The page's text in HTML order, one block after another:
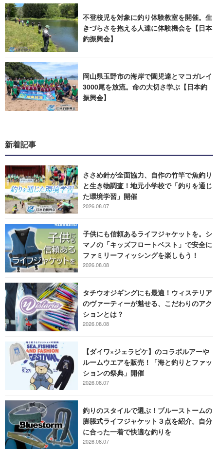
不登校児を対象に釣り体験教室を開催。生
きづらさを抱える人達に体験機会を【日本
釣振興会】
岡山県玉野市の海岸で園児達とマコガレイ
3000尾を放流。命の大切さ学ぶ【日本釣
振興会】
新着記事
ささめ針が全面協力、自作の竹竿で魚釣り
と生き物調査！地元小学校で「釣りを通じ
た環境学習」開催
2026.08.07
子供にも信頼あるライフジャケットを。シ
マノの「キッズフロートベスト」で安全に
ファミリーフィッシングを楽しもう！
2026.08.08
タチウオジギングにも最適！ウィステリア
のヴァーティーが魅せる、こだわりのアク
ションとは？
2026.08.08
【ダイワ×ジェラピケ】のコラボルアーや
ルームウエアを販売！「海と釣りとファッ
ションの祭典」開催
2026.08.07
釣りのスタイルで選ぶ！ブルーストームの
膨脹式ライフジャケット３点を紹介。自分
に合った一着で快適な釣りを
2026.08.07